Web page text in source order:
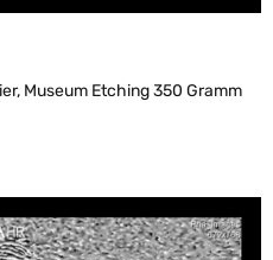
Museum Etching 350 Gramm